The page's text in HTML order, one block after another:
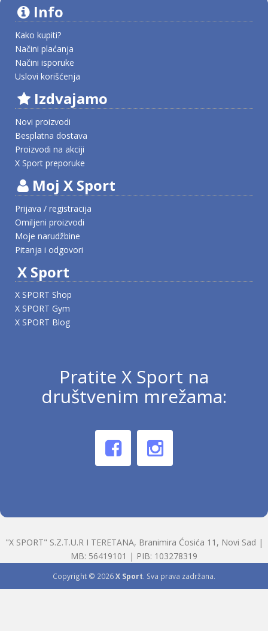
Info
Kako kupiti?
Načini plaćanja
Načini isporuke
Uslovi korišćenja
Izdvajamo
Novi proizvodi
Besplatna dostava
Proizvodi na akciji
X Sport preporuke
Moj X Sport
Prijava / registracija
Omiljeni proizvodi
Moje narudžbine
Pitanja i odgovori
X Sport
X SPORT Shop
X SPORT Gym
X SPORT Blog
Pratite X Sport na
društvenim mrežama:
"X SPORT" S.Z.T.U.R I TERETANA, Branimira Ćosića 11, Novi Sad |
MB: 56419101 | PIB: 103278319
Copyright © 2026X Sport. Sva prava zadržana.